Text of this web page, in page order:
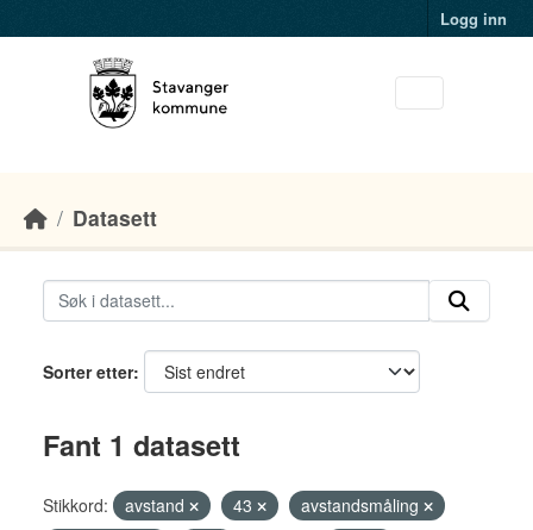
Logg inn
Datasett
Sorter etter
Fant 1 datasett
Stikkord: avstand 43
avstandsmåling